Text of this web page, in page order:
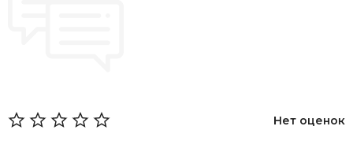
Нет оценок